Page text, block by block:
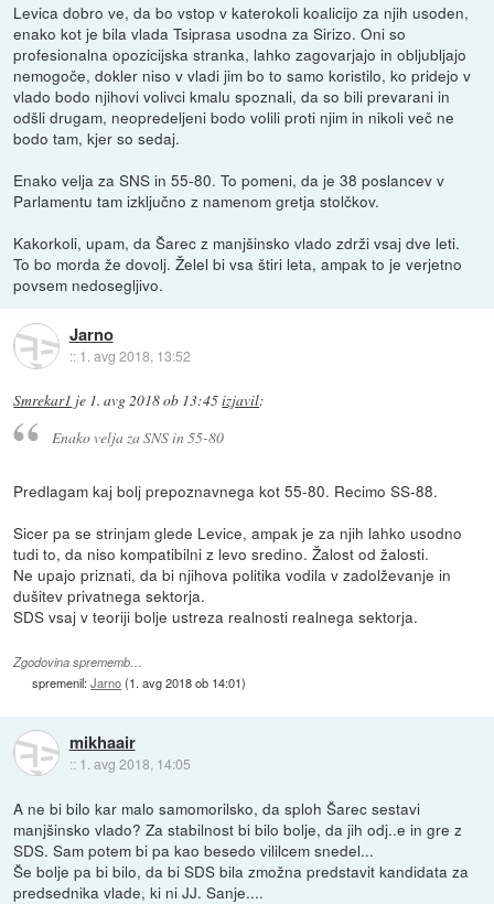
Levica dobro ve, da bo vstop v katerokoli koalicijo za njih usoden,
enako kot je bila vlada Tsiprasa usodna za Sirizo. Oni so
profesionalna opozicijska stranka, lahko zagovarjajo in obljubljajo
nemogoče, dokler niso v vladi jim bo to samo koristilo, ko pridejo v
vlado bodo njihovi volivci kmalu spoznali, da so bili prevarani in
odšli drugam, neopredeljeni bodo volili proti njim in nikoli več ne
bodo tam, kjer so sedaj.
Enako velja za SNS in 55-80. To pomeni, da je 38 poslancev v
Parlamentu tam izključno z namenom gretja stolčkov.
Kakorkoli, upam, da Šarec z manjšinsko vlado zdrži vsaj dve leti.
To bo morda že dovolj. Želel bi vsa štiri leta, ampak to je verjetno
povsem nedosegljivo.
Jarno
:: 1. avg 2018, 13:52
Smrekar1 je 1. avg 2018 ob 13:45izjavil:
Enako velja za SNS in 55-80
Predlagam kaj bolj prepoznavnega kot 55-80. Recimo SS-88.
Sicer pa se strinjam glede Levice, ampak je za njih lahko usodno
tudi to, da niso kompatibilni z levo sredino. Žalost od žalosti.
Ne upajo priznati, da bi njihova politika vodila v zadolževanje in
dušitev privatnega sektorja.
SDS vsaj v teoriji bolje ustreza realnosti realnega sektorja.
Zgodovina sprememb…
spremenil:Jarno(1. avg 2018 ob 14:01)
mikhaair
:: 1. avg 2018, 14:05
A ne bi bilo kar malo samomorilsko, da sploh Šarec sestavi
manjšinsko vlado? Za stabilnost bi bilo bolje, da jih odj..e in gre z
SDS. Sam potem bi pa kao besedo vililcem snedel...
Še bolje pa bi bilo, da bi SDS bila zmožna predstavit kandidata za
predsednika vlade, ki ni JJ. Sanje....